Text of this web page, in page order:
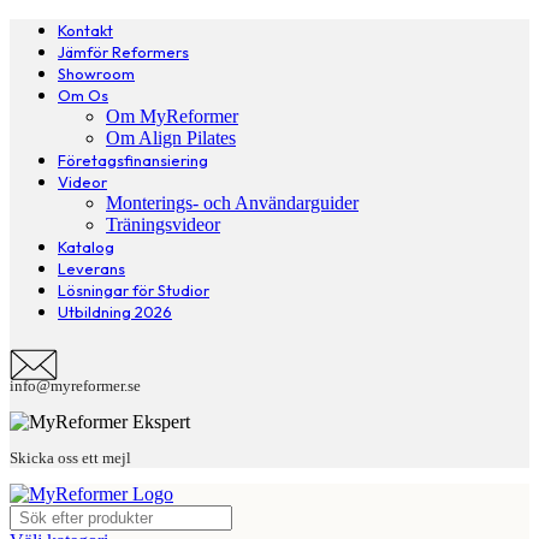
Kontakt
Jämför Reformers
Showroom
Om Os
Om MyReformer
Om Align Pilates
Företagsfinansiering
Videor
Monterings- och Användarguider
Träningsvideor
Katalog
Leverans
Lösningar för Studior
Utbildning 2026
info@myreformer.se
Skicka oss ett mejl